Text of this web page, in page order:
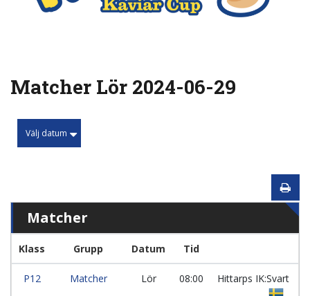
Matcher Lör 2024-06-29
Välj datum
Matcher
Klass Grupp Datum Tid
P12 Matcher Lör 08:00 Hittarps IK:Svart